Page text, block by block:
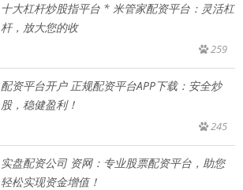
十大杠杆炒股指平台 * 米管家配资平台：灵活杠
杆，放大您的收
259
配资平台开户 正规配资平台APP下载：安全炒
股，稳健盈利！
245
实盘配资公司 资网：专业股票配资平台，助您
轻松实现资金增值！